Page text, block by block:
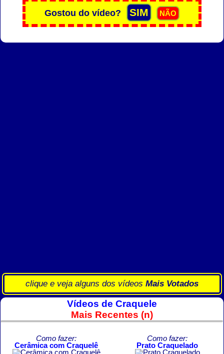
clique e veja alguns dos vídeos Mais Votados
Vídeos de Craquele
Mais Recentes (n)
Como fazer:
Cerâmica com Craquelê
Como fazer:
Prato Craquelado